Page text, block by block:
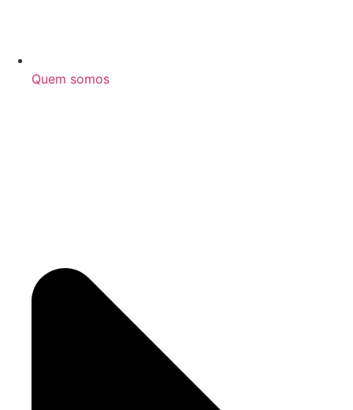
Quem somos